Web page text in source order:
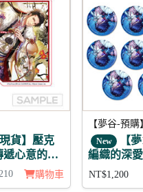
貨】壓克
遞心意的新
購物車
【夢谷-預購
New
【
編織的深
覺 11入
NT$1,200